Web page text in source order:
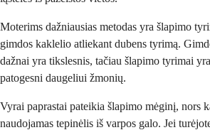
Moterims dažniausias metodas yra šlapimo
gimdos kaklelio atliekant dubens tyrimą.
dažnai yra tikslesnis, tačiau šlapimo tyrimai
patogesni daugeliui žmonių.
Vyrai paprastai pateikia šlapimo mėginį, nors
naudojamas tepinėlis iš varpos galo. Jei